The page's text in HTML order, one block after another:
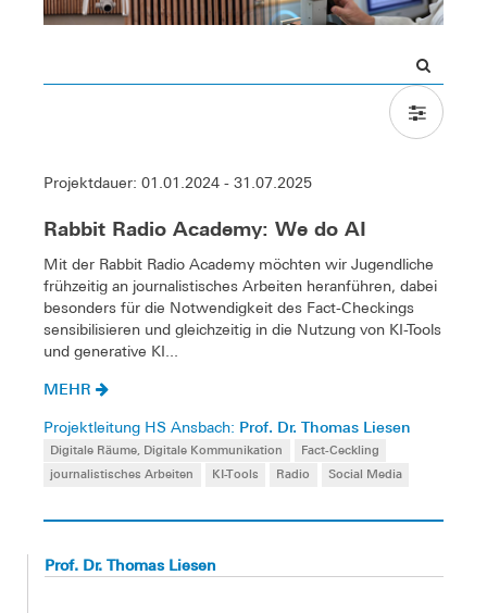
Projektdauer: 01.01.2024 - 31.07.2025
Rabbit Radio Academy: We do AI
Mit der Rabbit Radio Academy möchten wir Jugendliche
frühzeitig an journalistisches Arbeiten heranführen, dabei
besonders für die Notwendigkeit des Fact-Checkings
sensibilisieren und gleichzeitig in die Nutzung von KI-Tools
und generative KI...
MEHR
Projektleitung HS Ansbach: Prof. Dr. Thomas Liesen
Digitale Räume, Digitale Kommunikation
Fact-Ceckling
journalistisches Arbeiten
KI-Tools Radio Social Media
Prof. Dr. Thomas Liesen